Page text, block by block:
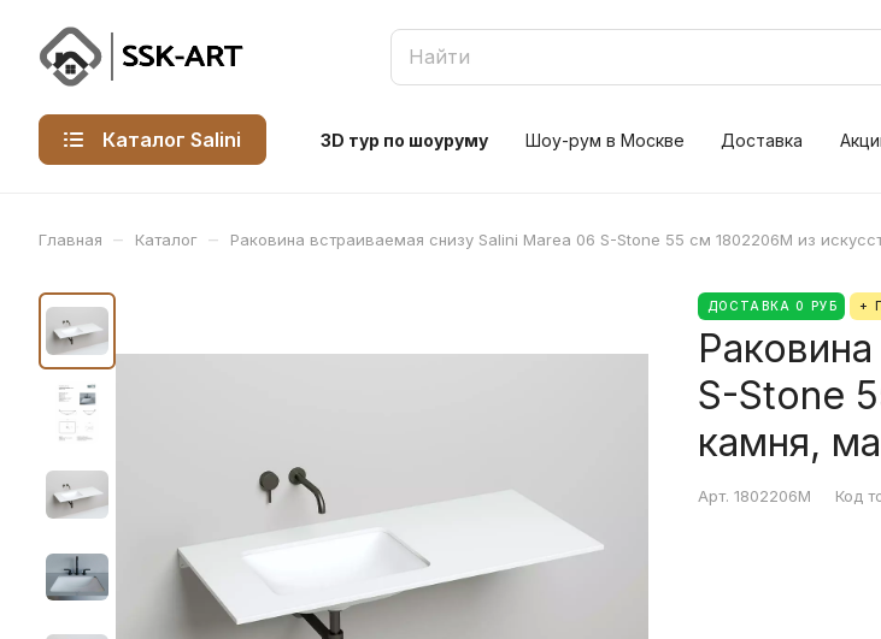
Каталог Salini 3D тур по шоуруму Шоу-рум в Москве Доставка
Главная – Каталог – Раковина встраиваемая снизу Salini Marea 06 S-Stone 55 см 1802206M из
ДОСТАВКА 0 РУБ +
S-Stone
камня,
Арт. 1802206M Код